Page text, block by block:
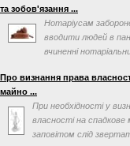
та зобов'язання ...
Нотаріусам
вводити людей в
вчиненні
Про визнання права
майно ...
При необхідності у
власності на спадкове
заповітом слід